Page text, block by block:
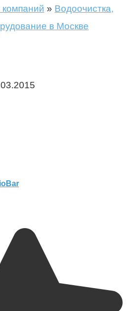
компаний » Водоочистка,
в Москве